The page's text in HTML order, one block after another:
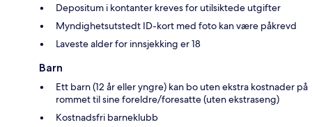
Depositum i kontanter kreves for utilsiktede utgifter
Myndighetsutstedt ID-kort med foto kan være påkrevd
Laveste alder for innsjekking er 18
Barn
Ett barn (12 år eller yngre) kan bo uten ekstra kostnader på
rommet til sine foreldre/foresatte (uten ekstraseng)
Kostnadsfri barneklubb